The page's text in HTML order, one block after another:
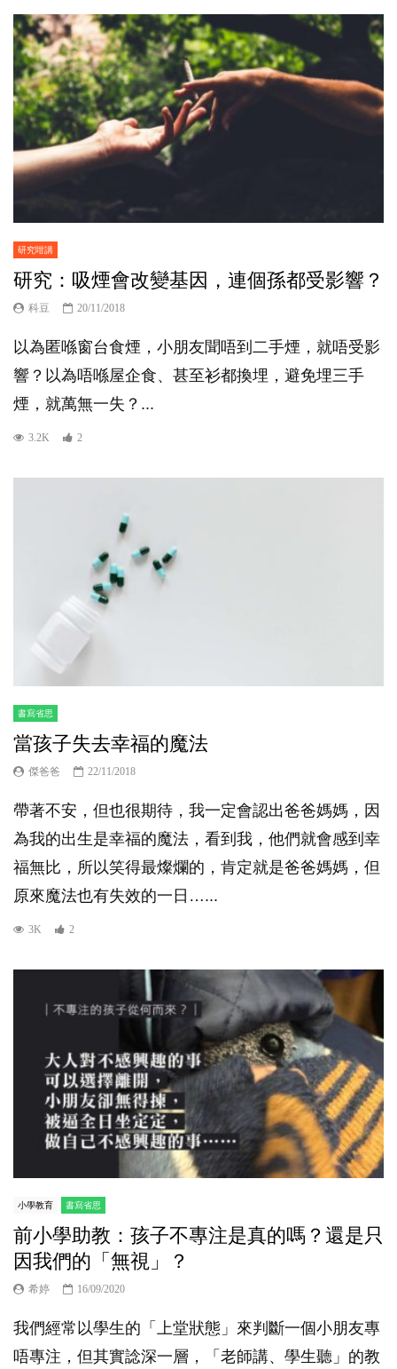
研究咁講
研究：吸煙會改變基因，連個孫都受影響？
科豆 20/11/2018
以為匿喺窗台食煙，小朋友聞唔到二手煙，就唔受影
響？以為唔喺屋企食、甚至衫都換埋，避免埋三手
煙，就萬無一失？...
3.2K 2
書寫省思
當孩子失去幸福的魔法
傑爸爸 22/11/2018
帶著不安，但也很期待，我一定會認出爸爸媽媽，因
為我的出生是幸福的魔法，看到我，他們就會感到幸
福無比，所以笑得最燦爛的，肯定就是爸爸媽媽，但
原來魔法也有失效的一日…...
3K 2
小學教育 書寫省思
前小學助教：孩子不專注是真的嗎？還是只
因我們的「無視」？
希婷 16/09/2020
我們經常以學生的「上堂狀態」來判斷一個小朋友專
唔專注，但其實諗深一層，「老師講、學生聽」的教